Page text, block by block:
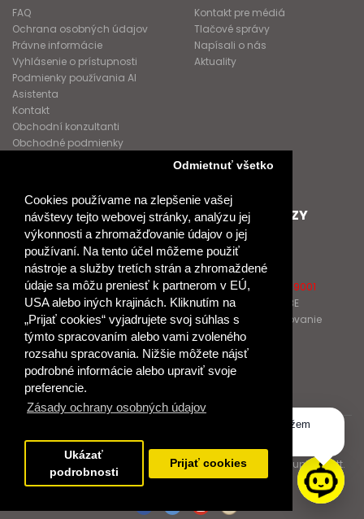
Cookies používame na zlepšenie vašej
návštevy tejto webovej stránky, analýzu jej
výkonnosti a zhromažďovanie údajov o jej
používaní. Na tento účel môžeme použiť
nástroje a služby tretích strán a zhromaždené
údaje sa môžu preniesť k partnerom v EÚ,
USA alebo iných krajinách. Kliknutím na
„Prijať cookies“ vyjadrujete svoj súhlas s
týmto spracovaním alebo vami zvoleného
rozsahu spracovania. Nižšie môžete nájsť
podrobné informácie alebo upraviť svoje
preferencie.
Zásady ochrany osobných údajov
Odmietnuť všetko
Ukázať
podrobnosti
Prijať cookies
FAQ
Ochrana osobných údajov
Právne informácie
Vyhlásenie o prístupnosti
Podmienky používania AI
Asistenta
Kontakt
Obchodní konzultanti
Obchodné podmienky
Kontakt pre médiá
Tlačové správy
Napísali o nás
Aktuality
SPOLUPRACUJEME
Podporujeme
Naše projekty
Spolupracujeme
Pošlite nám správu
ĎALŠIE ODKAZY
O Raabe
O Klett
Naši autori
Certifikát kvality ISO 9001
Klientska zóna RAABE
Katalógy na prelistovanie
NÁKUP
Odstúpiť od zmluvy
© 2017 Dr. Josef Raabe Slovensko, s.r.o.
Dr. Josef Raabe Slovensko, s.r.o., člen medzinárodnej skupiny Klett.
Spoločne ku kvalitnému vzdelávaniu.
Dobrý deň, ako vám môžem